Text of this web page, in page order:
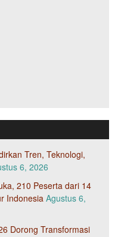
Tren, Teknologi,
6, 2026
210 Peserta dari 14
Indonesia Agustus 6,
Dorong Transformasi